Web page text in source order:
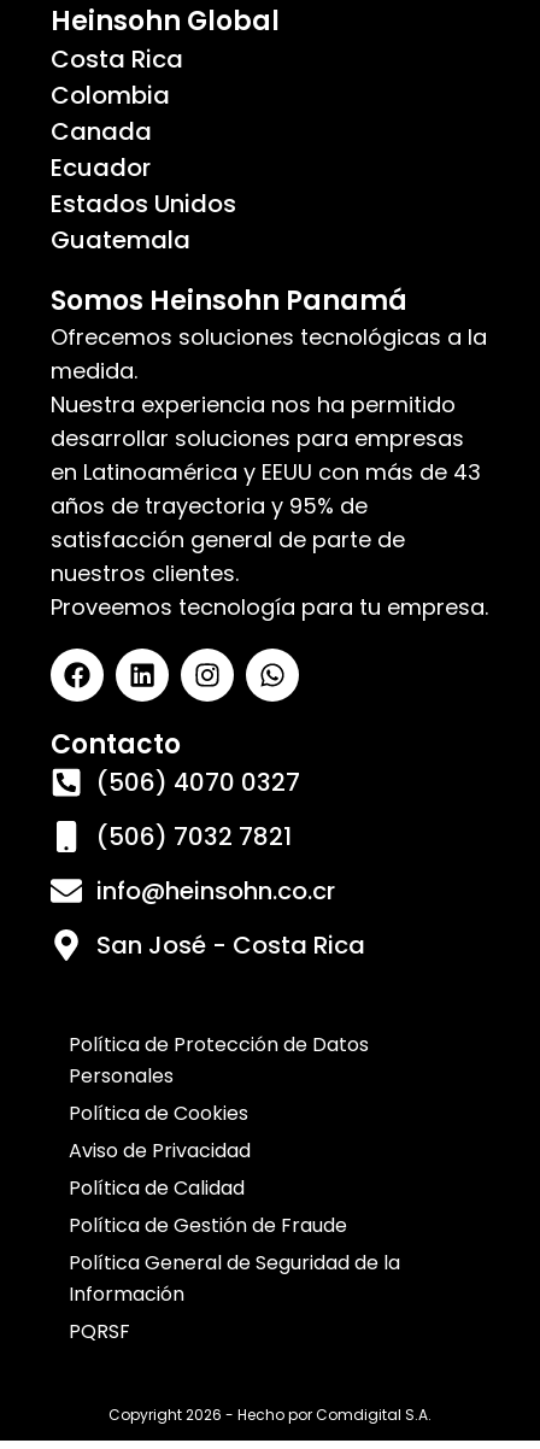
Heinsohn Global
Costa Rica
Colombia
Canada
Ecuador
Estados Unidos
Guatemala
Somos Heinsohn Panamá
Ofrecemos soluciones tecnológicas a la
medida.
Nuestra experiencia nos ha permitido
desarrollar soluciones para empresas
en Latinoamérica y EEUU con más de 43
años de trayectoria y 95% de
satisfacción general de parte de
nuestros clientes.
Proveemos tecnología para tu empresa.
Contacto
(506) 4070 0327
(506) 7032 7821
info@heinsohn.co.cr
San José - Costa Rica
Política de Protección de Datos
Personales
Política de Cookies
Aviso de Privacidad
Política de Calidad
Política de Gestión de Fraude
Política General de Seguridad de la
Información
PQRSF
Copyright 2026 - Hecho porComdigital S.A.